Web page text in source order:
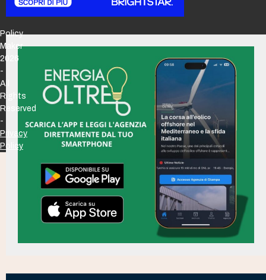
Policy
Maker
2026
-
All
Rights
Reserved
-
Privacy
Policy